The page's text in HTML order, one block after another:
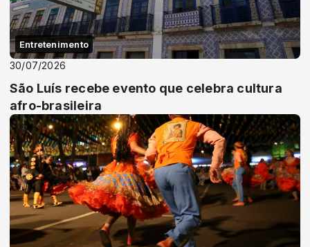
Entretenimento
30/07/2026
São Luís recebe evento que celebra cultura
afro-brasileira